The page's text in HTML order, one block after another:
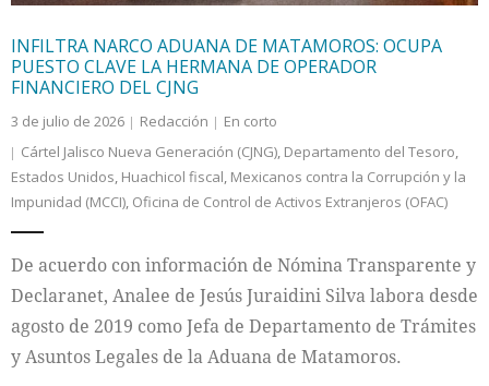
INFILTRA NARCO ADUANA DE MATAMOROS: OCUPA
PUESTO CLAVE LA HERMANA DE OPERADOR
FINANCIERO DEL CJNG
3 de julio de 2026 Redacción
En corto
Cártel Jalisco Nueva Generación (CJNG), Departamento del Tesoro,
Estados Unidos, Huachicol fiscal, Mexicanos contra la Corrupción y la
Impunidad (MCCI), Oficina de Control de Activos Extranjeros (OFAC)
De acuerdo con información de Nómina Transparente y
Declaranet, Analee de Jesús Juraidini Silva labora desde
agosto de 2019 como Jefa de Departamento de Trámites
y Asuntos Legales de la Aduana de Matamoros.